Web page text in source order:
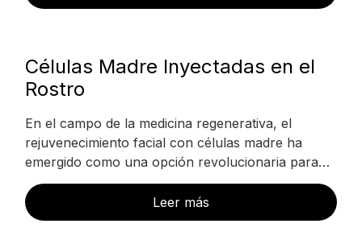
Células Madre Inyectadas en el
Rostro
En el campo de la medicina regenerativa, el
rejuvenecimiento facial con células madre ha
emergido como una opción revolucionaria para…
Leer más